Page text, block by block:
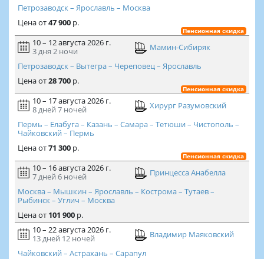
Петрозаводск – Ярославль – Москва
Ценаот47 900р.
Пенсионная скидка
10 – 12 августа 2026 г.
3 дня 2 ночи
Мамин-Сибиряк
Петрозаводск – Вытегра – Череповец – Ярославль
Ценаот28 700р.
Пенсионная скидка
10 – 17 августа 2026 г.
8 дней 7 ночей
Хирург Разумовский
Пермь – Елабуга – Казань – Самара – Тетюши – Чистополь –
Чайковский – Пермь
Ценаот71 300р.
Пенсионная скидка
10 – 16 августа 2026 г.
7 дней 6 ночей
Принцесса Анабелла
Москва – Мышкин – Ярославль – Кострома – Тутаев –
Рыбинск – Углич – Москва
Ценаот 101 900р.
10 – 22 августа 2026 г.
13 дней 12 ночей
Владимир Маяковский
Чайковский – Астрахань – Сарапул